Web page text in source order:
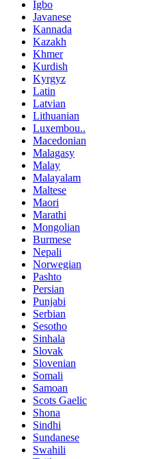
Igbo
Javanese
Kannada
Kazakh
Khmer
Kurdish
Kyrgyz
Latin
Latvian
Lithuanian
Luxembou..
Macedonian
Malagasy
Malay
Malayalam
Maltese
Maori
Marathi
Mongolian
Burmese
Nepali
Norwegian
Pashto
Persian
Punjabi
Serbian
Sesotho
Sinhala
Slovak
Slovenian
Somali
Samoan
Scots Gaelic
Shona
Sindhi
Sundanese
Swahili